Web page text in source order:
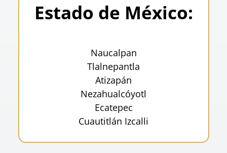
Estado de México:
Naucalpan
Tlalnepantla
Atizapán
Nezahualcóyotl
Ecatepec
Cuautitlán Izcalli